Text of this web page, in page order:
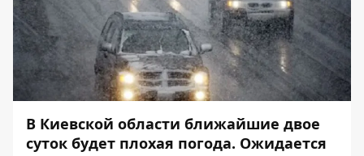
В Киевской области ближайшие двое
суток будет плохая погода. Ожидается